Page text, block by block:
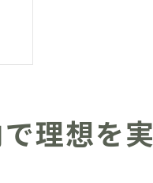
理想を実